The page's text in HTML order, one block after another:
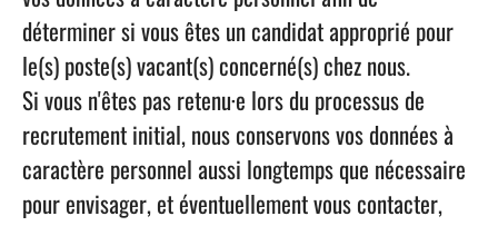
déterminer si vous êtes un candidat approprié pour
le(s) poste(s) vacant(s) concerné(s) chez nous.
Si vous n'êtes pas retenu·e lors du processus de
recrutement initial, nous conservons vos données à
caractère personnel aussi longtemps que nécessaire
pour envisager, et éventuellement vous contacter,